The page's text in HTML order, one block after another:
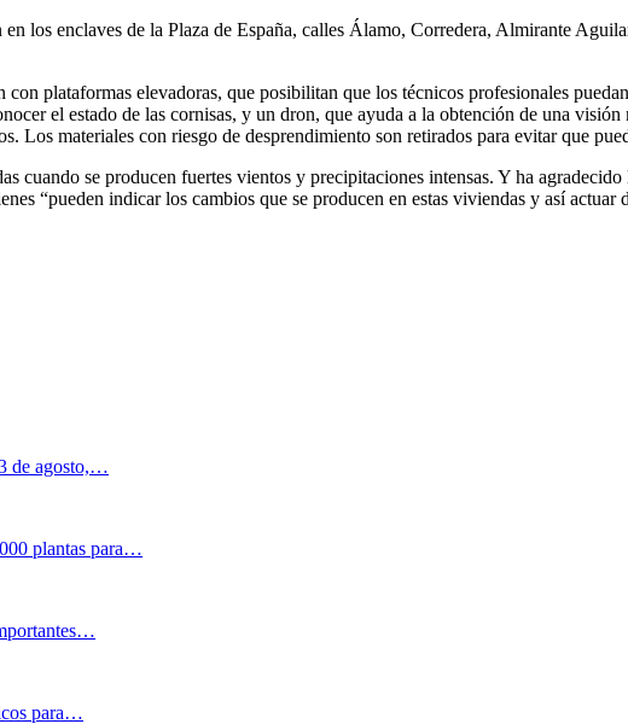
en los enclaves de la Plaza de España, calles Álamo, Corredera, Almirante
plataformas elevadoras, que posibilitan que los técnicos profesionales
el estado de las cornisas, y un dron, que ayuda a la obtención de una
Los materiales con riesgo de desprendimiento son retirados para evitar que
cuando se producen fuertes vientos y precipitaciones intensas. Y ha
“pueden indicar los cambios que se producen en estas viviendas y así actuar
de agosto,…
plantas para…
para…